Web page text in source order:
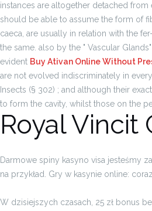
instances are altogether detached
should be able to assume the form of
caeca, are usually in relation with the
the same. also by the " Vascular
evident Buy Ativan Online Without
are not evolved indiscriminately in
Insects (§ 302) ; and although their
to form the cavity, whilst those on the
Royal Vincit
Darmowe spiny kasyno visa jesteśmy
na przykład. Gry w kasynie online:
W dzisiejszych czasach, 25 zł bonus